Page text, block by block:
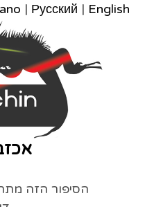
מפת
הצהרת
עבור
צרו
English
|
Русский
|
הסיפור הזה